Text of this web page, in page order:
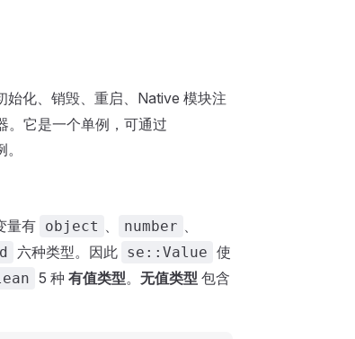
始化、销毁、重启、Native 模块注
。它是一个单例，可通过
量有 object number
六种类型。因此 se::Value 使
5 种 有值类型。 无值类型 包含